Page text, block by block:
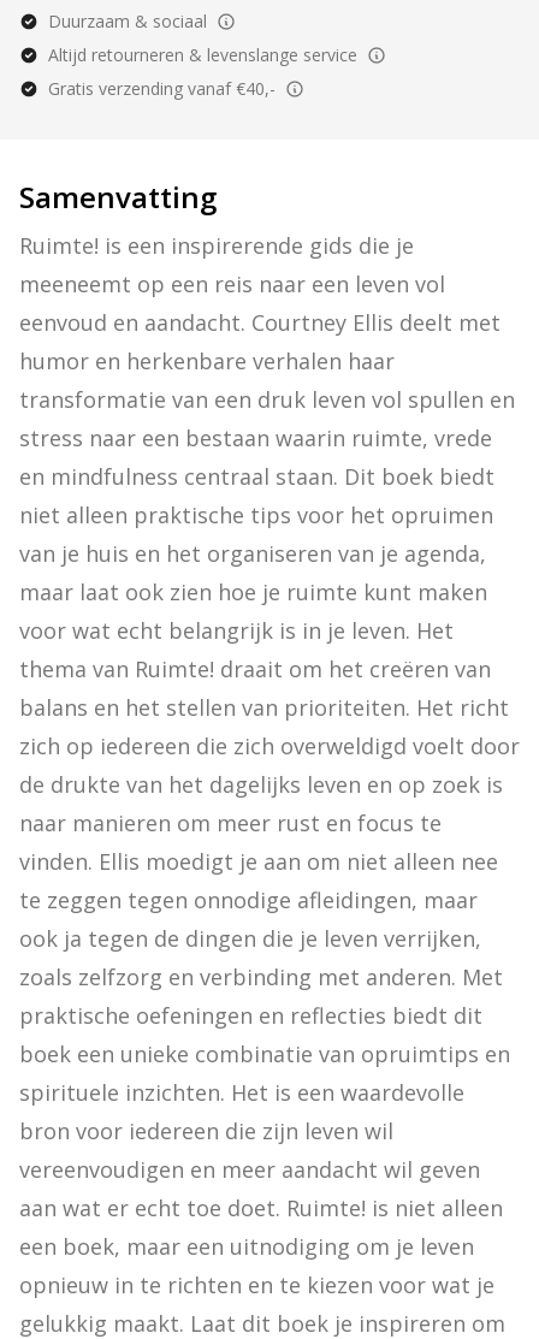
Duurzaam & sociaal
Altijd retourneren & levenslange service
Gratis verzending vanaf €40,-
Samenvatting
Ruimte! is een inspirerende gids die je
meeneemt op een reis naar een leven vol
eenvoud en aandacht. Courtney Ellis deelt met
humor en herkenbare verhalen haar
transformatie van een druk leven vol spullen en
stress naar een bestaan waarin ruimte, vrede
en mindfulness centraal staan. Dit boek biedt
niet alleen praktische tips voor het opruimen
van je huis en het organiseren van je agenda,
maar laat ook zien hoe je ruimte kunt maken
voor wat echt belangrijk is in je leven. Het
thema van Ruimte! draait om het creëren van
balans en het stellen van prioriteiten. Het richt
zich op iedereen die zich overweldigd voelt door
de drukte van het dagelijks leven en op zoek is
naar manieren om meer rust en focus te
vinden. Ellis moedigt je aan om niet alleen nee
te zeggen tegen onnodige afleidingen, maar
ook ja tegen de dingen die je leven verrijken,
zoals zelfzorg en verbinding met anderen. Met
praktische oefeningen en reflecties biedt dit
boek een unieke combinatie van opruimtips en
spirituele inzichten. Het is een waardevolle
bron voor iedereen die zijn leven wil
vereenvoudigen en meer aandacht wil geven
aan wat er echt toe doet. Ruimte! is niet alleen
een boek, maar een uitnodiging om je leven
opnieuw in te richten en te kiezen voor wat je
gelukkig maakt. Laat dit boek je inspireren om